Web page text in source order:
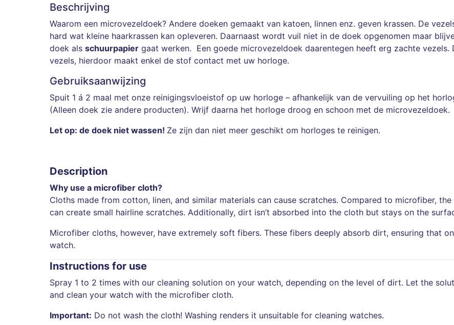
Beschrijving
Waarom een microvezeldoek? Andere doeken gemaakt van katoen, linnen enz. geven krassen. De
hard wat kleine haarkrassen kan opleveren. Daarnaast wordt vuil niet in de doek opgenomen maar
doek als schuurpapier gaat werken. Een goede microvezeldoek daarentegen heeft erg zachte vezels.
vezels, hierdoor maakt enkel de stof contact met uw horloge.
Gebruiksaanwijzing
Spuit 1 á 2 maal met onze reinigingsvloeistof op uw horloge – afhankelijk van de vervuiling op het
(Alleen doek zie andere producten). Wrijf daarna het horloge droog en schoon met de microvezeldoek.
Let op: de doek niet wassen! Ze zijn dan niet meer geschikt om horloges te reinigen.
Description
Why use a microfiber cloth?
Cloths made from cotton, linen, and similar materials can cause scratches. Compared to microfiber,
can create small hairline scratches. Additionally, dirt isn’t absorbed into the cloth but stays on the
Microfiber cloths, however, have extremely soft fibers. These fibers deeply absorb dirt, ensuring that
watch.
Instructions for use
Spray 1 to 2 times with our cleaning solution on your watch, depending on the level of dirt. Let the
and clean your watch with the microfiber cloth.
Important: Do not wash the cloth! Washing renders it unsuitable for cleaning watches.